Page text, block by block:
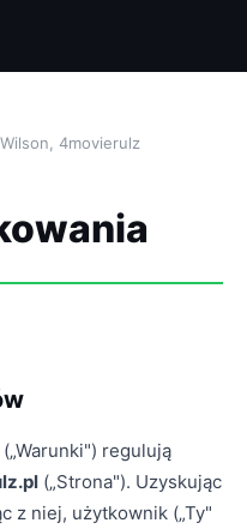
4movierulz
regulują
(„Strona"). Uzyskując
z niej, użytkownik („Ty"